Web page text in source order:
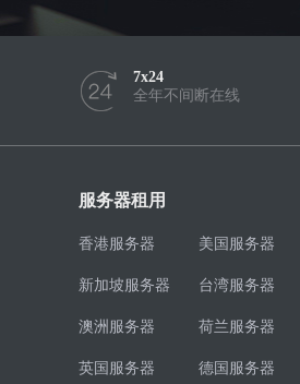
7x24
全年不间断在线
服务器租用
香港服务器 美国服务器
新加坡服务器 台湾服务器
澳洲服务器 荷兰服务器
英国服务器 德国服务器